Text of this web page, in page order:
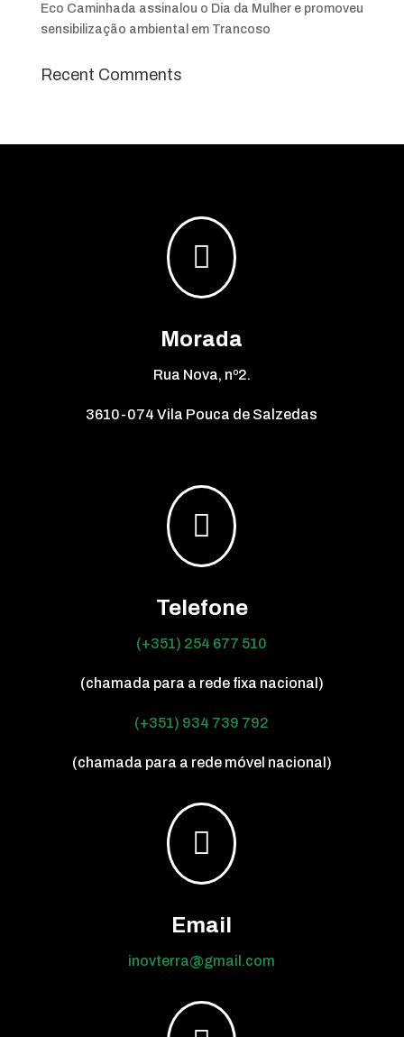
Eco Caminhada assinalou o Dia da Mulher e promoveu
sensibilização ambiental em Trancoso
Recent Comments

Morada
Rua Nova, nº2.
3610-074 Vila Pouca de Salzedas

Telefone
(+351) 254 677 510
(chamada para a rede fixa nacional)
(+351) 934 739 792
(chamada para a rede móvel nacional)

Email
inovterra@gmail.com